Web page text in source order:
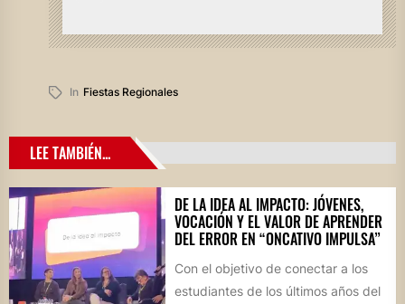
In Fiestas Regionales
LEE TAMBIÉN...
DE LA IDEA AL IMPACTO: JÓVENES,
VOCACIÓN Y EL VALOR DE APRENDER
DEL ERROR EN “ONCATIVO IMPULSA”
Con el objetivo de conectar a los
estudiantes de los últimos años del